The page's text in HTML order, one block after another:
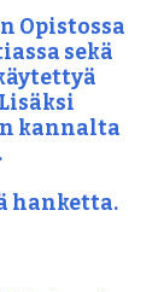
Opistossa
sekä
kannalta
hanketta.